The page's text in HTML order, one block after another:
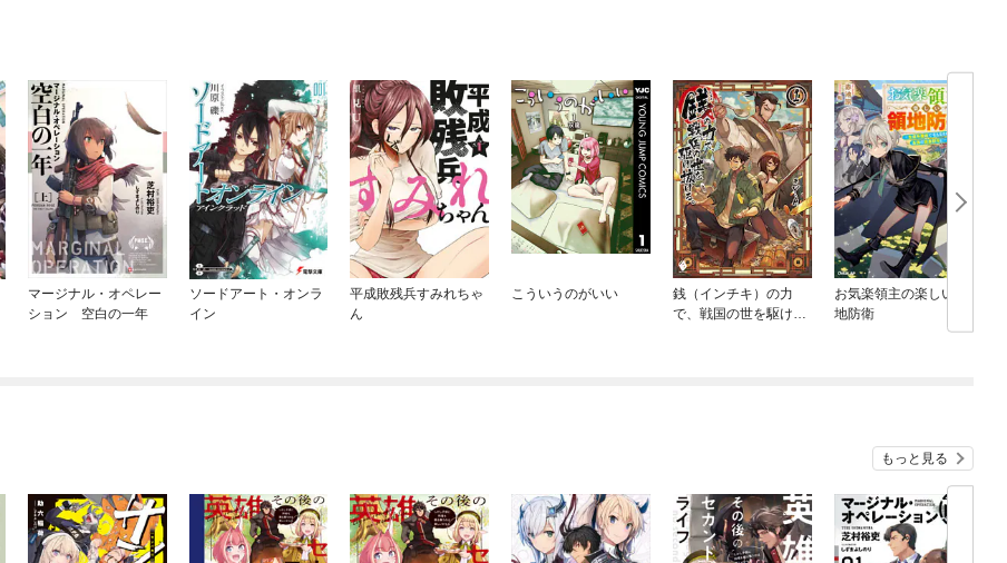
マージナル・オペレー
ション 空白の一年
ソードアート・オンラ
イン
平成敗残兵すみれちゃ
ん
こういうのがいい
銭（インチキ）の力
で、戦国の世を駆け抜
お気楽領主の楽しい領
地防衛
もっと見る